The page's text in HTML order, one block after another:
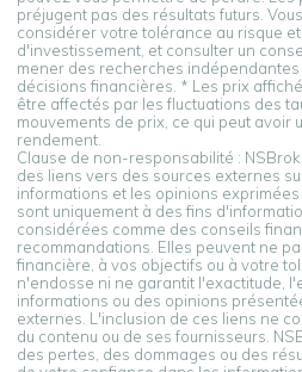
préjugent pas des résultats futurs.
considérer votre tolérance au risque
d'investissement, et consulter un
mener des recherches
décisions financières. * Les prix
être affectés par les fluctuations des
mouvements de prix, ce qui peut avoir
rendement.
Clause de non-responsabilité :
des liens vers des sources externes
informations et les opinions
sont uniquement à des fins
considérées comme des conseils
recommandations. Elles peuvent ne
financière, à vos objectifs ou à votre
n'endosse ni ne garantit l'exactitude,
informations ou des opinions
externes. L'inclusion de ces liens ne
du contenu ou de ses fournisseurs.
des pertes, des dommages ou des